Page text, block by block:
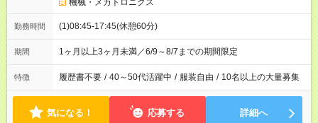
機械・メカトロニクス
勤務時間 (1)08:45-17:45(休憩60分)
期間 1ヶ月以上3ヶ月未満／6/9～8/7までの期間限定
特徴 履歴書不要 / 40～50代活躍中 / 服装自由 / 10名以上の大量募集
気になる！ 応募する 詳細へ